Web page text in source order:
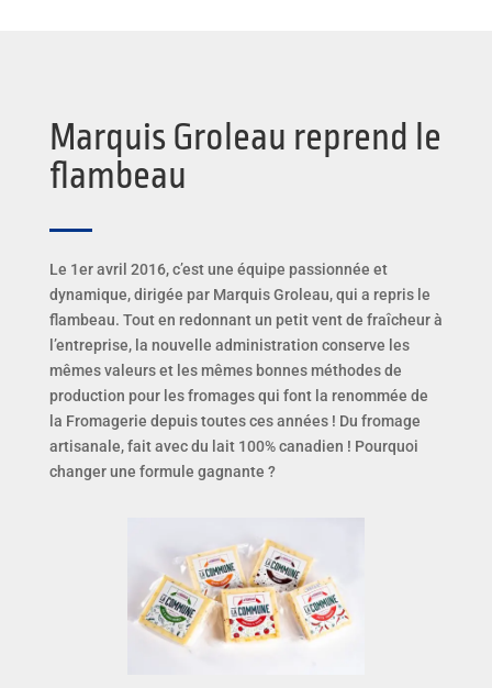
Marquis Groleau reprend le
flambeau
Le 1er avril 2016, c’est une équipe passionnée et
dynamique, dirigée par Marquis Groleau, qui a repris le
flambeau. Tout en redonnant un petit vent de fraîcheur à
l’entreprise, la nouvelle administration conserve les
mêmes valeurs et les mêmes bonnes méthodes de
production pour les fromages qui font la renommée de
la Fromagerie depuis toutes ces années ! Du fromage
artisanale, fait avec du lait 100% canadien ! Pourquoi
changer une formule gagnante ?